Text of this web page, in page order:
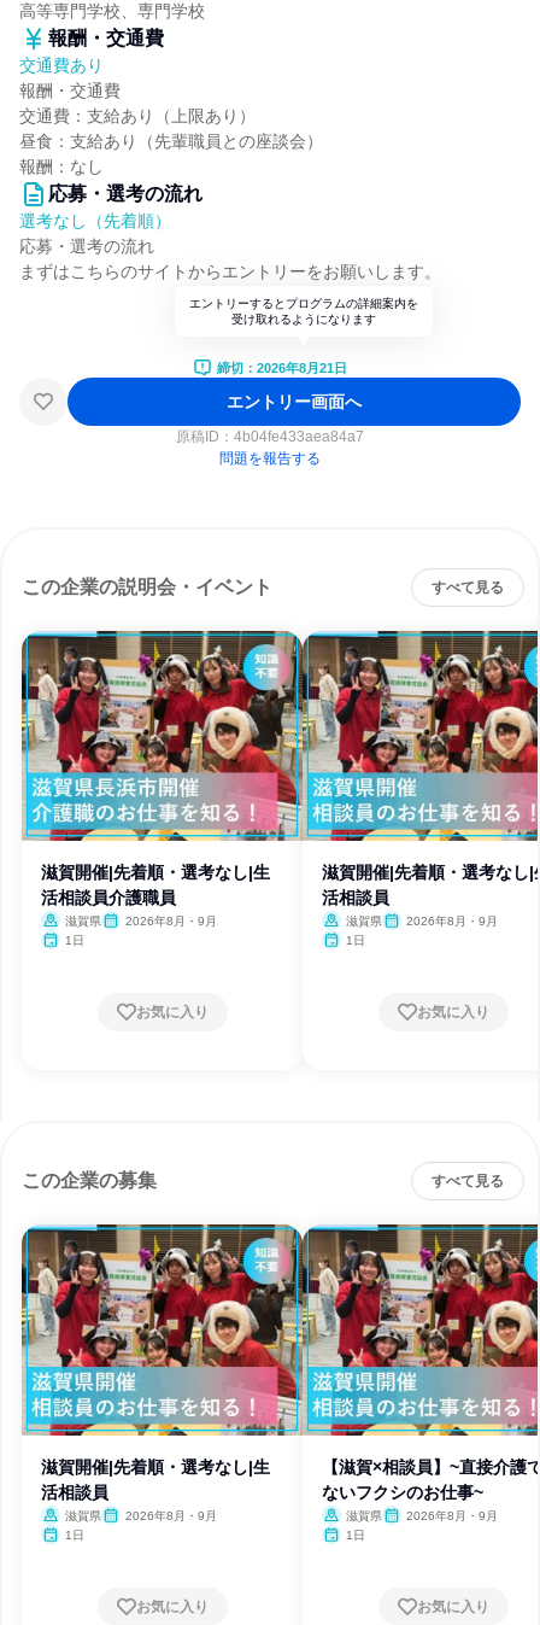
高等専門学校、専門学校
報酬・交通費
交通費あり
報酬・交通費
交通費：支給あり（上限あり）
昼食：支給あり（先輩職員との座談会）
報酬：なし
応募・選考の流れ
選考なし（先着順）
応募・選考の流れ
まずはこちらのサイトからエントリーをお願いします。
エントリーするとプログラムの詳細案内を
受け取れるようになります
締切：2026年8月21日
エントリー画面へ
原稿ID： 4b04fe433aea84a7
問題を報告する
この企業の説明会・イベント すべて見る
滋賀開催|先着順・選考なし|生
活相談員介護職員
滋賀県
2026年8月・9月
1日
お気に入り
滋賀開催|先着順・選考なし|
活相談員
滋賀県
2026年8月・9月
1日
お気に入り
この企業の募集 すべて見る
滋賀開催|先着順・選考なし|生
活相談員
滋賀県
2026年8月・9月
1日
お気に入り
【滋賀×相談員】~直接介護
ないフクシのお仕事~
滋賀県
2026年8月・9月
1日
お気に入り